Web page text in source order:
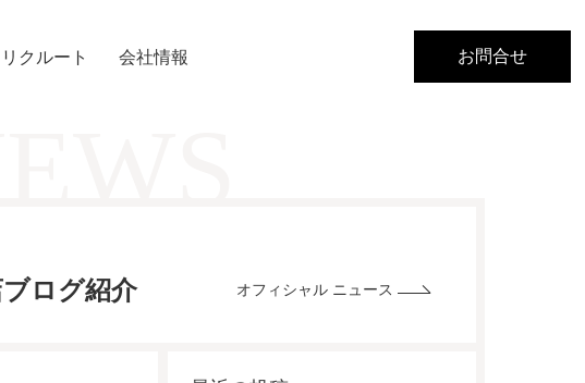
リクルート 会社情報 お問合せ
ログ紹介 オフィシャル ニュース